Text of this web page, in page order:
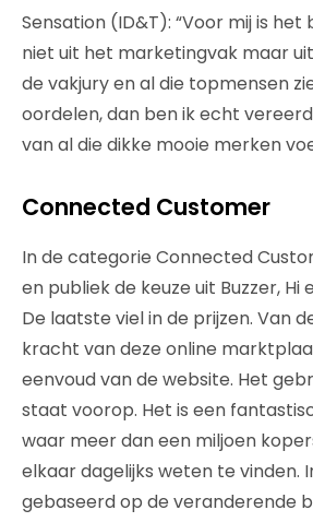
Sensation (ID&T): “Voor mij is het
niet uit het marketingvak maar
de vakjury en al die topmensen
oordelen, dan ben ik echt
van al die dikke mooie merken
Connected Customer
In de categorie Connected
en publiek de keuze uit Buzzer, Hi
De laatste viel in de prijzen. Van
kracht van deze online
eenvoud van de website. Het
staat voorop. Het is een
waar meer dan een miljoen
elkaar dagelijks weten te vinden.
gebaseerd op de veranderende